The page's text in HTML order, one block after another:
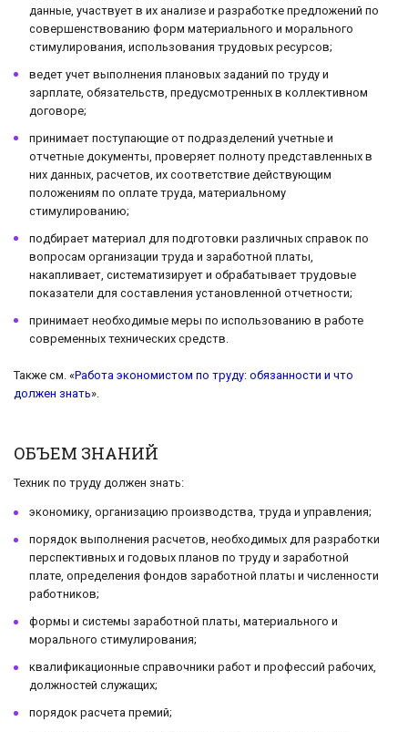
данные, участвует в их анализе и разработке предложений по
совершенствованию форм материального и морального
стимулирования, использования трудовых ресурсов;
ведет учет выполнения плановых заданий по труду и
зарплате, обязательств, предусмотренных в коллективном
договоре;
принимает поступающие от подразделений учетные и
отчетные документы, проверяет полноту представленных в
них данных, расчетов, их соответствие действующим
положениям по оплате труда, материальному
стимулированию;
подбирает материал для подготовки различных справок по
вопросам организации труда и заработной платы,
накапливает, систематизирует и обрабатывает трудовые
показатели для составления установленной отчетности;
принимает необходимые меры по использованию в работе
современных технических средств.
Также см. «Работа экономистом по труду: обязанности и что
должен знать».
ОБЪЕМ ЗНАНИЙ
Техник по труду должен знать:
экономику, организацию производства, труда и управления;
порядок выполнения расчетов, необходимых для разработки
перспективных и годовых планов по труду и заработной
плате, определения фондов заработной платы и численности
работников;
формы и системы заработной платы, материального и
морального стимулирования;
квалификационные справочники работ и профессий рабочих,
должностей служащих;
порядок расчета премий;